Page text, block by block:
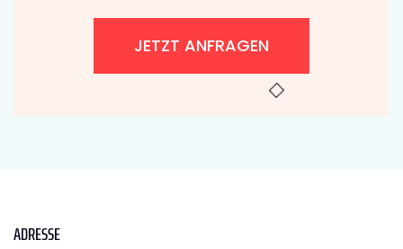
JETZT ANFRAGEN
ADRESSE